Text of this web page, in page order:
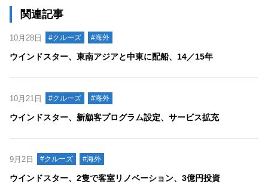
関連記事
10月28日 #クルーズ #海外
ウインドスター、東南アジアと中東に配船、14／15年
10月21日 #クルーズ #海外
ウインドスター、新顧客プログラム設定、サービス拡充
9月2日 #クルーズ #海外
ウインドスター、2隻で客室リノベーション、3億円投資